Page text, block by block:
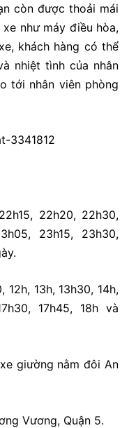
còn được thoải mái
như máy điều hòa,
khách hàng có thể
nhiệt tình của nhân
tới nhân viên phòng
22h20, 22h30,
23h15, 23h30,
13h, 13h30, 14h,
17h45, 18h và
giường nằm đôi An
Vương, Quận 5.